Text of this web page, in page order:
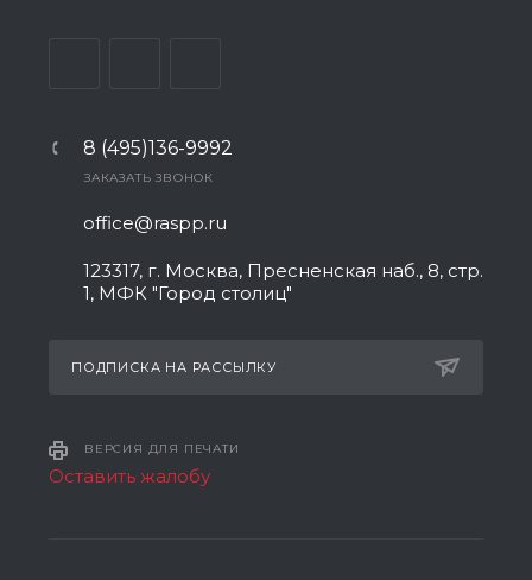
8 (495)136-9992
ЗАКАЗАТЬ ЗВОНОК
office@raspp.ru
123317, г. Москва, Пресненская наб., 8, стр.
1, МФК "Город столиц"
ПОДПИСКА НА РАССЫЛКУ
ВЕРСИЯ ДЛЯ ПЕЧАТИ
Оставить жалобу